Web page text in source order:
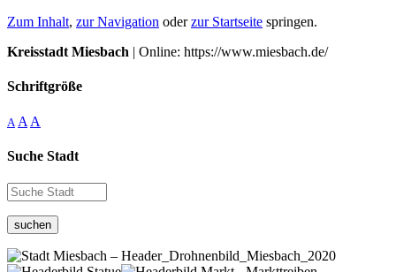
Zum Inhalt, zur Navigation oderzur Startseite springen.
Kreisstadt Miesbach | Online: https://www.miesbach.de/
Schriftgröße
A A A
Suche Stadt
suchen